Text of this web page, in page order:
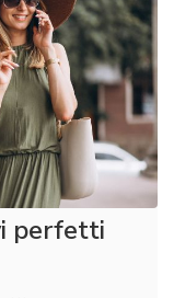
perfetti